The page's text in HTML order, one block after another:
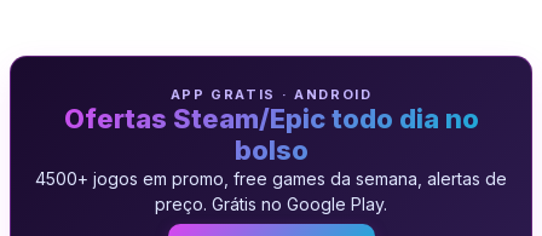
APP GRATIS · ANDROID
Ofertas Steam/Epic todo dia no
bolso
4500+ jogos em promo, free games da semana, alertas de
preço. Grátis no Google Play.